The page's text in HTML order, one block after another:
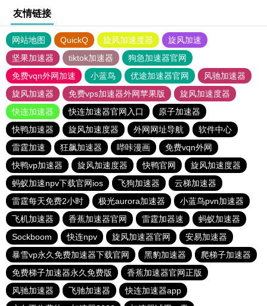
友情链接
网站地图 QuickQ 旋风加速度器
旋风加速
坚果加速器
tiktok加速器
狗急加速器官网
免费vqn外网加速
小蓝鸟 优途加速器官网
风驰加速器
旋风加速器
免费vps加速器外网苹果版
旋风加速度器
快连加速器
快连加速器官网入口
原子加速器
快鸭加速器
旋风加速度器 外网网址导航
软件中心
雷霆加速
狂飙加速器 哔咔漫画
免费vqn外网
快鸭vp加速器
旋风加速度器 快鸭官网
旋风加速度器
蚂蚁加速npv下载官网ios
飞狗加速器
云梯加速器
雷霆每天免费2小时
极光aurora加速器
小蓝鸟pvn加速器
飞机加速器
香蕉加速器官网 雷霆加器速
蚂蚁加速器
Sockboom
快连npv 旋风加速器官网
安易加速器
暴雪vp永久免费加速器下载官网
黑豹加速器
爬梯子加速器
免费梯子加速器永久免费版
香蕉加速器官网正版
风驰加速器
飞驰加速器
快连加速器app